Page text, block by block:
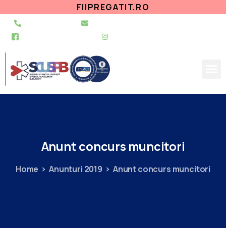
FIIPREGATIT.RO
Anuntconcurs muncitori
Home Anunturi 2019 Anunt concurs muncitori